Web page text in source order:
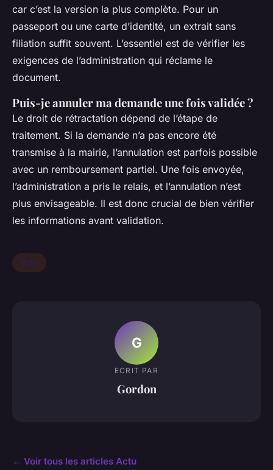
car c’est la version la plus complète. Pour un
passeport ou une carte d’identité, un extrait sans
filiation suffit souvent. L’essentiel est de vérifier les
exigences de l’administration qui réclame le
document.
Puis-je annuler ma demande une fois validée ?
Le droit de rétractation dépend de l’étape de
traitement. Si la demande n’a pas encore été
transmise à la mairie, l’annulation est parfois possible
avec un remboursement partiel. Une fois envoyée,
l’administration a pris le relais, et l’annulation n’est
plus envisageable. Il est donc crucial de bien vérifier
les informations avant validation.
actu
G
ECRIT PAR
Gordon
← Voir tous les articles Actu